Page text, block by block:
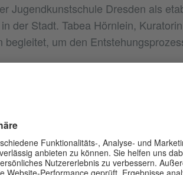
Jugendkunstschule Dresden als
der Stadt. Tabea Hörnlein,
um den